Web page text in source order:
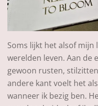
Soms lijkt het alsof mijn
werelden leven. Aan de
gewoon rusten,
andere kant voelt het
wanneer ik bezig ben.